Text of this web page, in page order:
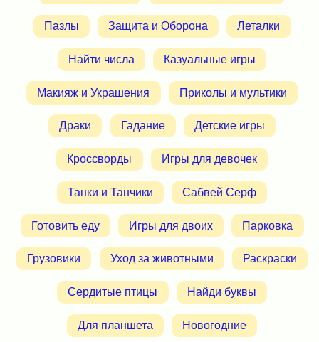
Пазлы Защита и Оборона Леталки
Найти числа Казуальные игры
Макияж и Украшения Приколы и мультики
Драки Гадание Детские игры
Кроссворды Игры для девочек
Танки и Танчики Сабвей Серф
Готовить еду Игры для двоих Парковка
Грузовики Уход за животными Раскраски
Сердитые птицы Найди буквы
Для планшета Новогодние